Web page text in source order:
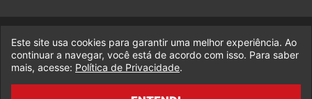
© 2017-2026 Legado da Marvel, uma empresa da Legado
Enterprises.
fabiolobo
Este site usa cookies para garantir uma melhor experiência. Ao
continuar a navegar, você está de acordo com isso. Para saber
mais, acesse: Política de Privacidade.